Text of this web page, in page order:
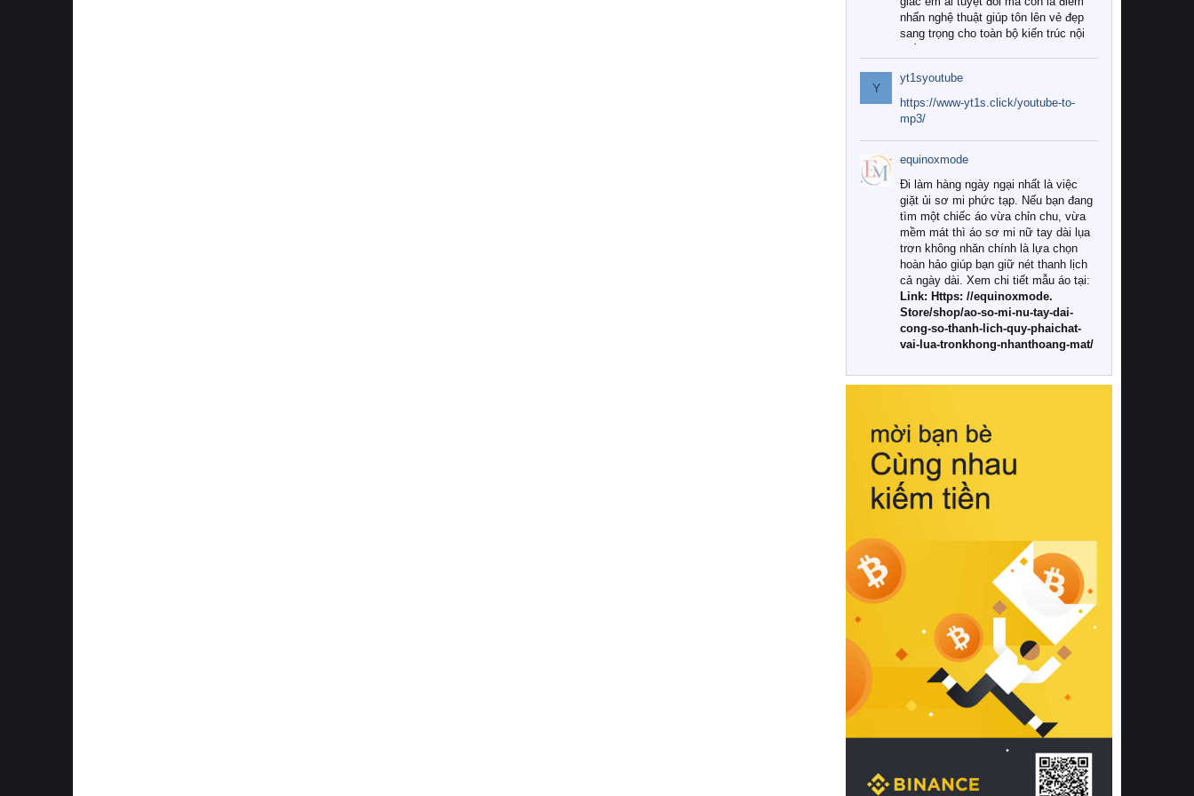
nhấn nghệ thuật giúp tôn lên vẻ đẹp
sang trọng cho toàn bộ kiến trúc nội
Tuy nhiên, giữa thị trường đa dạng
với vô vàn thương hiệu và mẫu mã
như hiện nay, làm thế nào để chọn
được những bộ chăn ga gối đệm cao
cấp thực sự chất lượng, phù hợp với
khí hậu và nhu cầu sử dụng của gia
đình? Hãy cùng chúng tôi đi tìm lời
giải đáp chi tiết qua bài viết dưới đây.
1. Tại sao các gia đình hiện đại lại ưa
chuộng chăn ga gối đệm cao cấp?
Khác với các dòng sản phẩm thông
thường, những bộ chăn ga gối đệm
cao cấp trải qua quy trình sản xuất
nghiêm ngặt từ khâu chọn lọc nguyên
liệu tự nhiên đến công nghệ dệt
nhuộm hiện đại không chứa hóa chất
này, bạn sẽ cảm nhận rõ rệt sự khác
hồi chuẩn xác của phần đệm nâng đỡ
cột sống.
Bên cạnh đó, việc lựa chọn các dòng
sản phẩm đạt chuẩn chất lượng quốc
tế còn giúp ngăn ngừa tình trạng kích
khuẩn và nấm mốc trong điều kiện
thời tiết nóng ẩm. Bạn có thể tìm hiểu
thêm các nghiên cứu khoa học về tác
động của giấc ngủ và môi trường
phòng ngủ đối với sức khỏe con
người tại Sleep Foundation (External
Link) để có cái nhìn toàn diện hơn.
2. Các tiêu chí vàng khi lựa chọn
chăn ga gối đệm cao cấp cho phòng
ngủ
Để sở hữu một bộ chăn ga gối đệm
cao cấp hoàn hảo cả về thẩm mỹ lẫn
công năng, người tiêu dùng cần cân
nhắc kỹ lưỡng các tiêu chí quan trọng
Y
yt1syoutube
https://www-yt1s.click/youtube-to-
mp3/
equinoxmode
Đi làm hàng ngày ngại nhất là việc
giặt ủi sơ mi phức tạp. Nếu bạn đang
tìm một chiếc áo vừa chỉn chu, vừa
mềm mát thì áo sơ mi nữ tay dài lụa
trơn không nhăn chính là lựa chọn
hoàn hảo giúp bạn giữ nét thanh lịch
cả ngày dài. Xem chi tiết mẫu áo tại:
Link: Https: //equinoxmode.
Store/shop/ao-so-mi-nu-tay-dai-
cong-so-thanh-lich-quy-phaichat-
vai-lua-tronkhong-nhanthoang-mat/